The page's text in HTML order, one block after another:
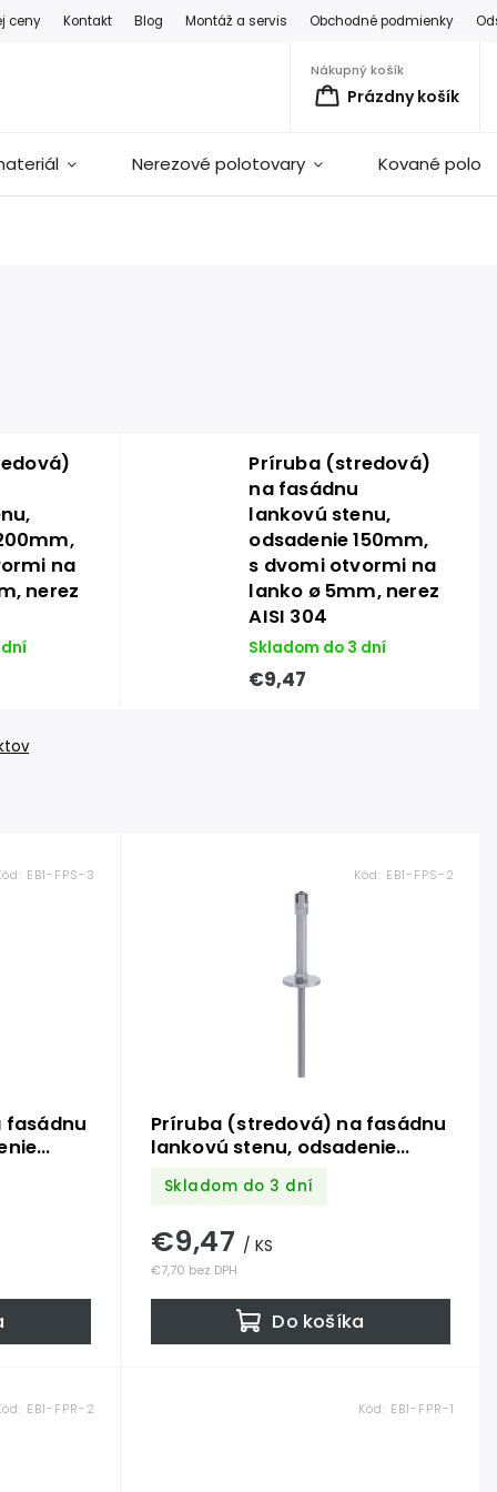
ceny Kontakt Blog Montáž a servis Obchodné podmienky
Nákupný košík
Prázdny košík
Nerezové polotovary Kované
na
nerez
Príruba (stredová)
na fasádnu
lankovú stenu,
odsadenie 150mm,
s dvomi otvormi na
lanko ø 5mm, nerez
AISI 304
Skladom do 3 dní
€9,47
fasádnu
304
EB1-FPS-3
Príruba (stredová) na fasádnu
lankovú stenu, odsadenie
lanko ø 5mm, nerez AISI 304
Skladom do 3 dní
€7,70 bez DPH
€9,47 / KS
Do košíka
Kód: EB1-FPS-2
EB1-FPR-2 Kód: EB1-FPR-1